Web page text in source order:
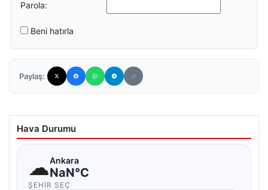
Parola:
Beni hatırla
Paylaş:
Hava Durumu
☁Ankara
NaN°C
ŞEHIR SEÇ